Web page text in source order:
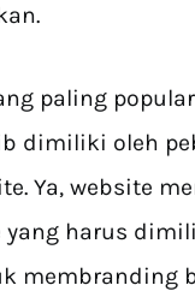
paling
dimiliki oleh
Ya, website
harus
membranding